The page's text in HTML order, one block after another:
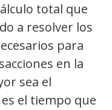
total que
a resolver los
para
en la
sea el
el tiempo que